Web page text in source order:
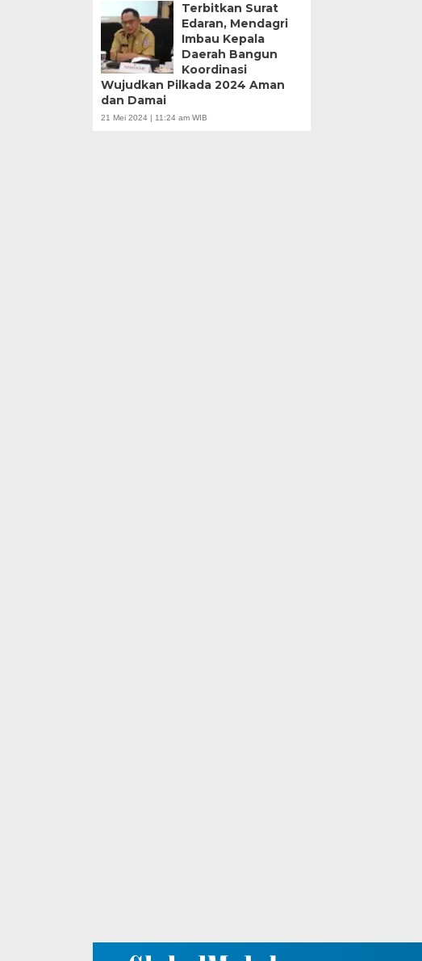
Terbitkan Surat
Edaran, Mendagri
Imbau Kepala
Daerah Bangun
Koordinasi
Wujudkan Pilkada 2024 Aman
dan Damai
21 Mei 2024 | 11:24 am WIB